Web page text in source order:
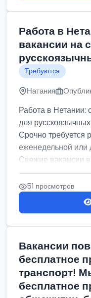
Работа в
вакансии на
Требуются
Натания
Работа в Нетании:
для
Срочно требуется
еженедельной
Свежие вакансии в
51 просмотров
Вакансии
бесплатное
транспорт!
бесплатное